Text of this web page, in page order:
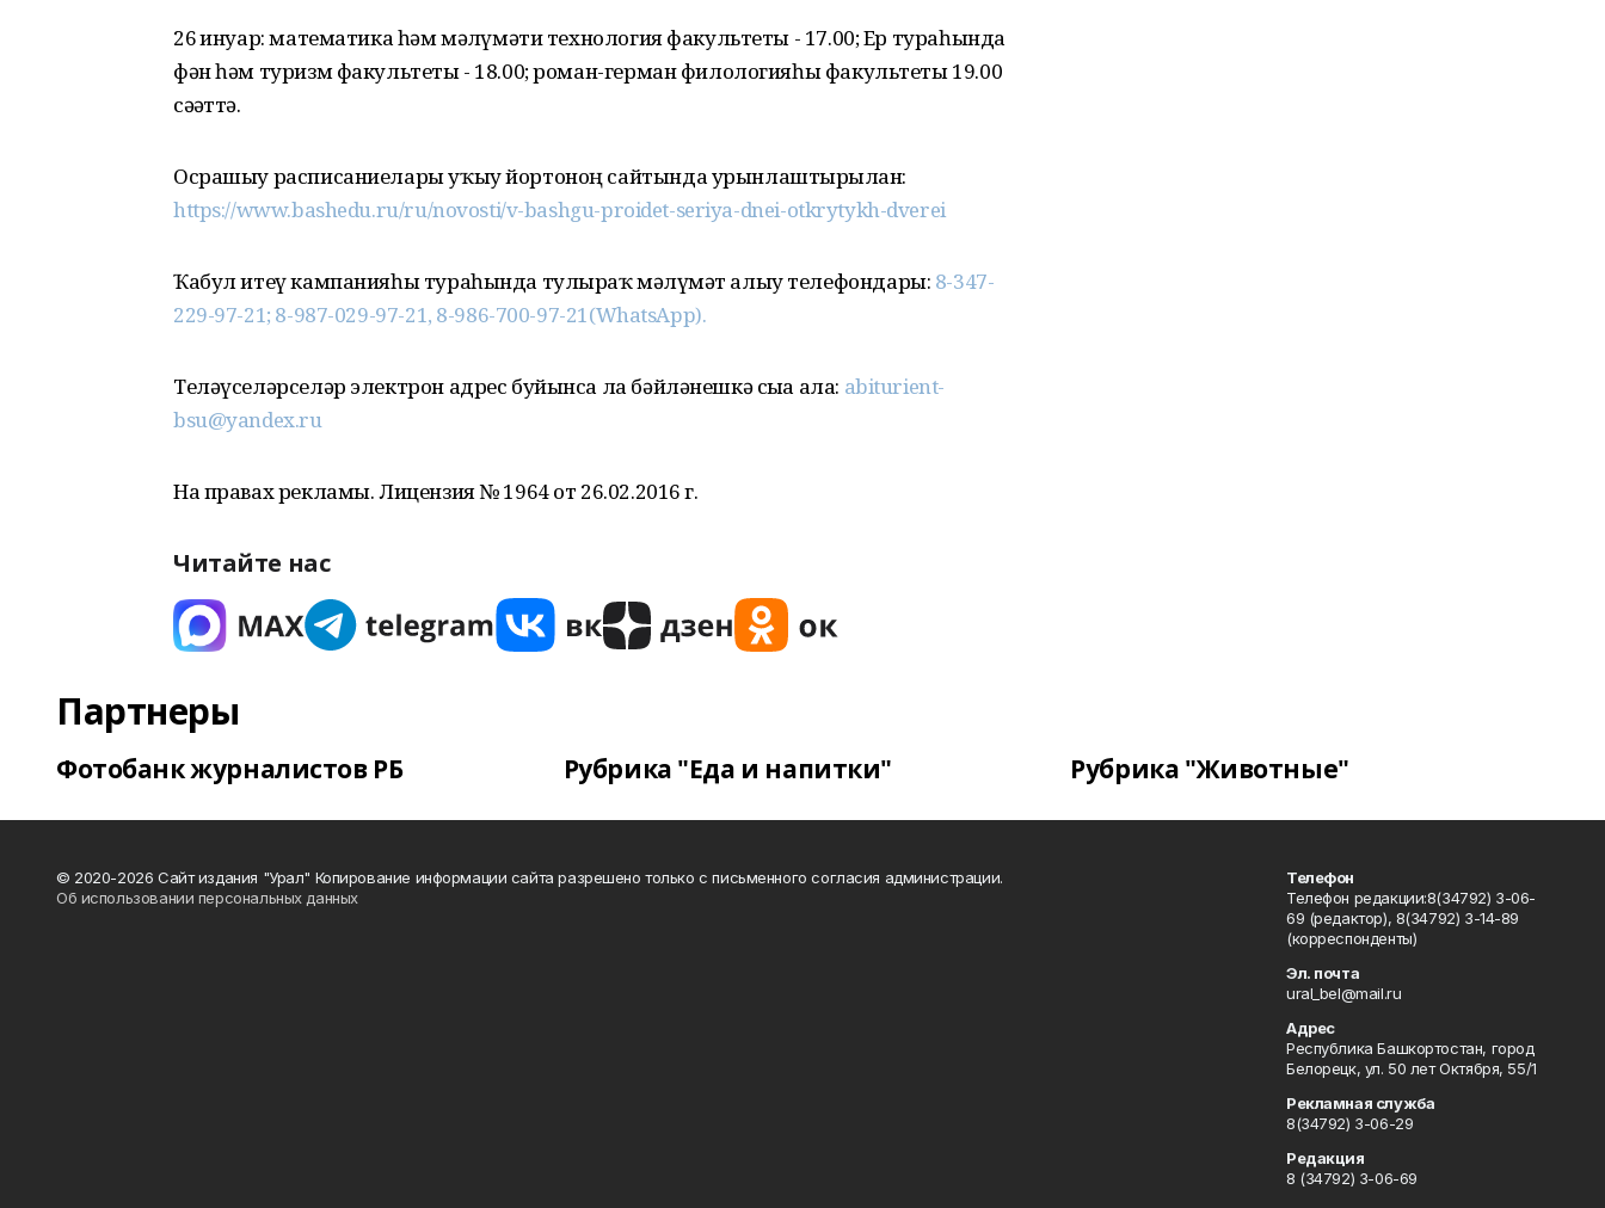
26 ғинуар: математика һәм мәғлүмәти технология факультеты - 17.00; Ер тураһында
фән һәм туризм факультеты - 18.00; роман-герман филологияһы факультеты 19.00
сәғәттә.
Осрашыу расписаниелары уҡыу йортоноң сайтында урынлаштырылған:
https://www.bashedu.ru/ru/novosti/v-bashgu-proidet-seriya-dnei-otkrytykh-dverei
Ҡабул итеү кампанияһы тураһында тулыраҡ мәғлүмәт алыу телефондары: 8-347-
229-97-21; 8-987-029-97-21, 8-986-700-97-21(WhatsApp).
Теләүселәрселәр электрон адрес буйынса ла бәйләнешкә сыға ала: abiturient-
bsu@yandex.ru
На правах рекламы. Лицензия № 1964 от 26.02.2016 г.
Читайте нас
Партнеры
Фотобанк журналистов РБ Рубрика "Еда и напитки" Рубрика "Животные"
© 2020-2026 Сайт издания "Урал" Копирование информации сайта разрешено только с письменного согласия администрации.
Об использовании персональных данных
Телефон
Телефон редакции:8(34792) 3-06-
69 (редактор), 8(34792) 3-14-89
(корреспонденты)
Эл. почта
ural_bel@mail.ru
Адрес
Республика Башкортостан, город
Белорецк, ул. 50 лет Октября, 55/1
Рекламная служба
8(34792) 3-06-29
Редакция
8 (34792) 3-06-69